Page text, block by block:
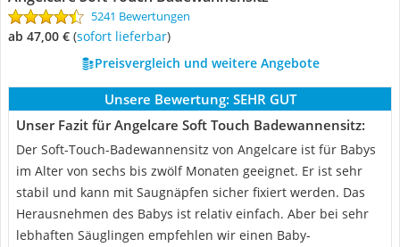
5241 Bewertungen
ab 47,00 € ( Sofort lieferbar)
Preisvergleich und weitere Angebote
Unsere Bewertung: SEHR GUT
Unser Fazit für Angelcare Soft Touch Badewannensitz:
Der Soft-Touch-Badewannensitz von Angelcare ist für Babys
im Alter von sechs bis zwölf Monaten geeignet. Er ist sehr
stabil und kann mit Saugnäpfen sicher fixiert werden. Das
Herausnehmen des Babys ist relativ einfach. Aber bei sehr
lebhaften Säuglingen empfehlen wir einen Baby-